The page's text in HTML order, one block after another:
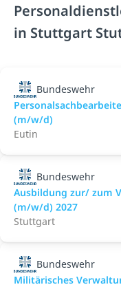
in Stuttgart
Bundeswehr
(m/w/d)
Eutin
Bundeswehr
Ausbildung zur/ zum
(m/w/d) 2027
Stuttgart
Bundeswehr
Militärisches